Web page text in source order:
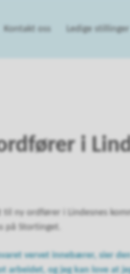
Kontakt oss Ledige stillinger
i
til ny ordfører i Lindesnes
på Stortinget.
vervet innebærer, sier
arbeidet, og jeg kan love at